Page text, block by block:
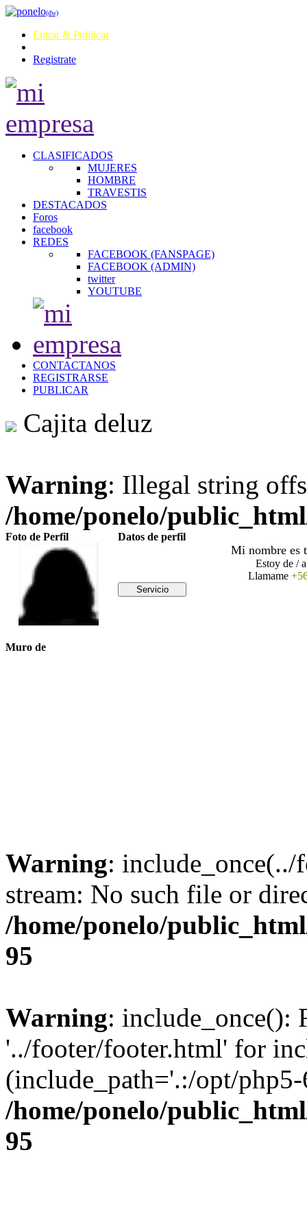
(dw)
Entrar & Publicar
Registrate
CLASIFICADOS
MUJERES
HOMBRE
TRAVESTIS
DESTACADOS
Foros
facebook
REDES
FACEBOOK (FANSPAGE)
FACEBOOK (ADMIN)
twitter
YOUTUBE
CONTACTANOS
REGISTRARSE
PUBLICAR
Cajita deluz
Warning: Illegal string
/home/ponelo/
Foto de Perfil Datos de perfil
Mi nombre es
Estoy de / a
Llamame
Muro de
Warning:
stream: No such file or
/home/ponelo/
95
Warning: include_once():
'../footer/footer.html' for
(include_path='.:/opt/
/home/ponelo/
95